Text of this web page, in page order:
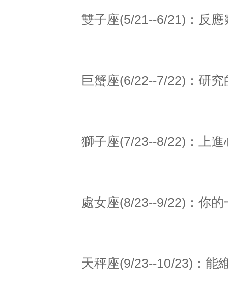
雙子座(5/21--6/21)：反
巨蟹座(6/22--7/22)：研
獅子座(7/23--8/22)：上
處女座(8/23--9/22)：你
天秤座(9/23--10/23)：能